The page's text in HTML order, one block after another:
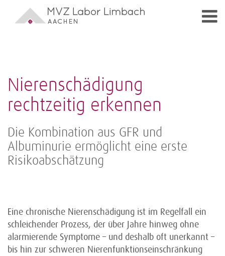
Nierenschädigung
rechtzeitig erkennen
Die Kombination aus GFR und
Albuminurie ermöglicht eine erste
Risiko­abschätzung
Eine chronische Nierenschädigung ist im Regelfall ein
schleichender Prozess, der über Jahre hinweg ohne
alarmierende Symptome – und deshalb oft unerkannt –
bis hin zur schweren Nierenfunktionseinschränkung